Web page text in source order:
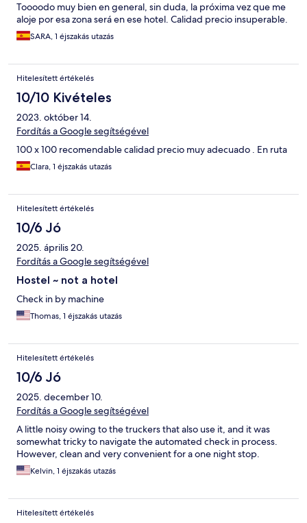
Toooodo muy bien en general, sin duda, la próxima vez que me
aloje por esa zona será en ese hotel. Calidad precio insuperable.
SARA, 1 éjszakás utazás
Hitelesített értékelés
10/10 Kivételes
2023. október 14.
Fordítás a Google segítségével
100 x 100 recomendable calidad precio muy adecuado . En ruta
Clara, 1 éjszakás utazás
Hitelesített értékelés
10/6 Jó
2025. április 20.
Fordítás a Google segítségével
Hostel ~ not a hotel
Check in by machine
Thomas, 1 éjszakás utazás
Hitelesített értékelés
10/6 Jó
2025. december 10.
Fordítás a Google segítségével
A little noisy owing to the truckers that also use it, and it was
somewhat tricky to navigate the automated check in process.
However, clean and very convenient for a one night stop.
Kelvin, 1 éjszakás utazás
Hitelesített értékelés